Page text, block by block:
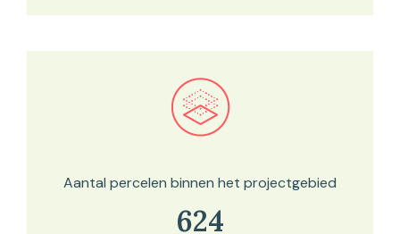
Bekijk in onze kaartviewer
Aantal percelen binnen het projectgebied
624